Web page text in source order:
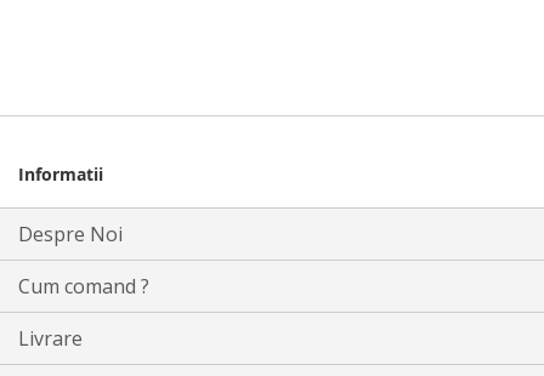
Informatii
Despre Noi
Cum comand ?
Livrare